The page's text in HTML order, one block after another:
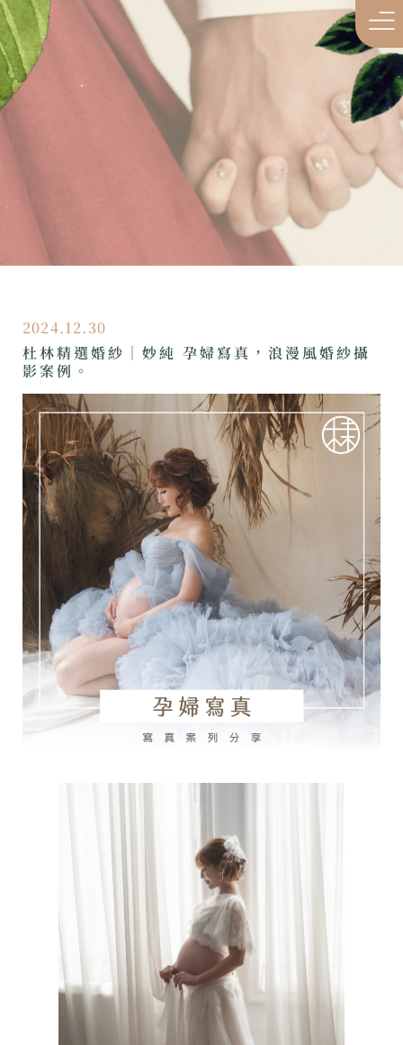
2024.12.30
杜林精選婚紗｜妙純 孕婦寫真，浪漫風婚紗攝
影案例。